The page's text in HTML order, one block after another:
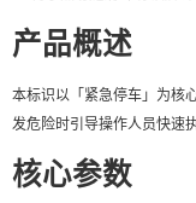
产品概述
本标识以「紧急停车」为核
发危险时引导操作人员快速
核心参数